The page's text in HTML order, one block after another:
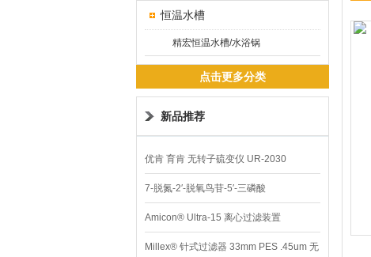
恒温水槽
精宏恒温水槽/水浴锅
点击更多分类
新品推荐
优肯 育肯 无转子硫变仪 UR-2030
7-脱氮-2′-脱氧鸟苷-5′-三磷酸
Amicon® Ultra-15 离心过滤装置
Millex® 针式过滤器 33mm PES .45um 无